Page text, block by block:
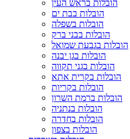
הובלות בראש העין
הובלות בבת ים
הובלות בשפלה
הובלות בבני ברק
הובלות בגבעת שמואל
הובלות בגן יבנה
הובלות בגני תקווה
הובלות בקרית אתא
הובלות בקריות
הובלות ברמת השרון
הובלות בנתניה
הובלות בחדרה
הובלות בצפון